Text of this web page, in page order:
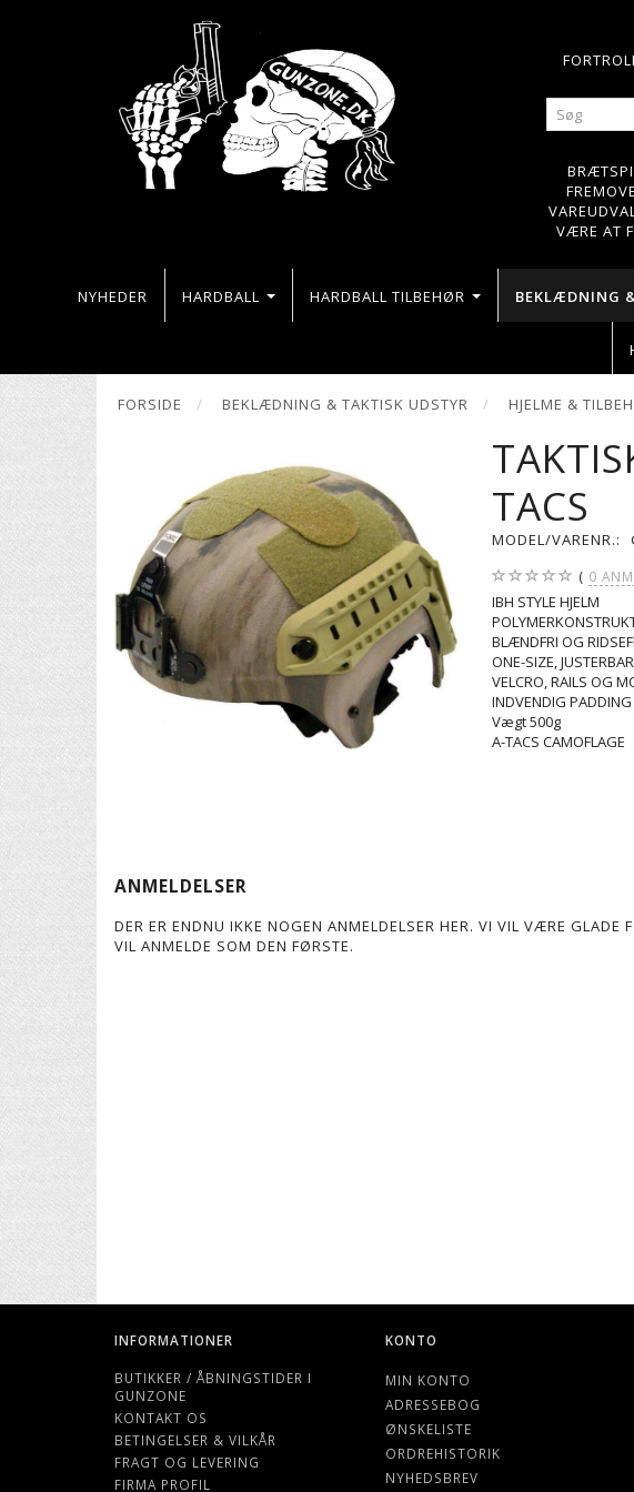
VÆRE AT
NYHEDER HARDBALL HARDBALL TILBEHØR BEKLÆDNING
FORSIDE BEKLÆDNING & TAKTISK UDSTYR HJELME &
TACS
MODEL/VARENR.:
0
IBH STYLE HJELM
BLÆNDFRI OG
ONE-SIZE, JUSTERBAR
VELCRO, RAILS OG
INDVENDIG PADDING
Vægt 500g
A-TACS CAMOFLAGE
ANMELDELSER
DER ER ENDNU IKKE NOGEN ANMELDELSER HER. VI VIL VÆRE GLADE
VIL ANMELDE SOM DEN FØRSTE.
INFORMATIONER
BUTIKKER / ÅBNINGSTIDER I
GUNZONE
KONTAKT OS
BETINGELSER & VILKÅR
FRAGT OG LEVERING
FIRMA PROFIL
KONTO
MIN KONTO
ADRESSEBOG
ØNSKELISTE
ORDREHISTORIK
NYHEDSBREV